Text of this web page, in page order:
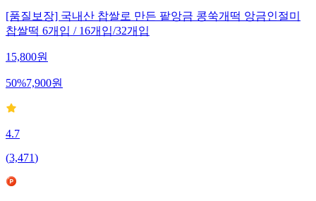
[품질보장] 국내산 찹쌀로 만든 팥앙금 콩쑥개떡 앙금인절미
찹쌀떡 6개입 / 16개입/32개입
15,800원
50%7,900원
4.7
(3,471)